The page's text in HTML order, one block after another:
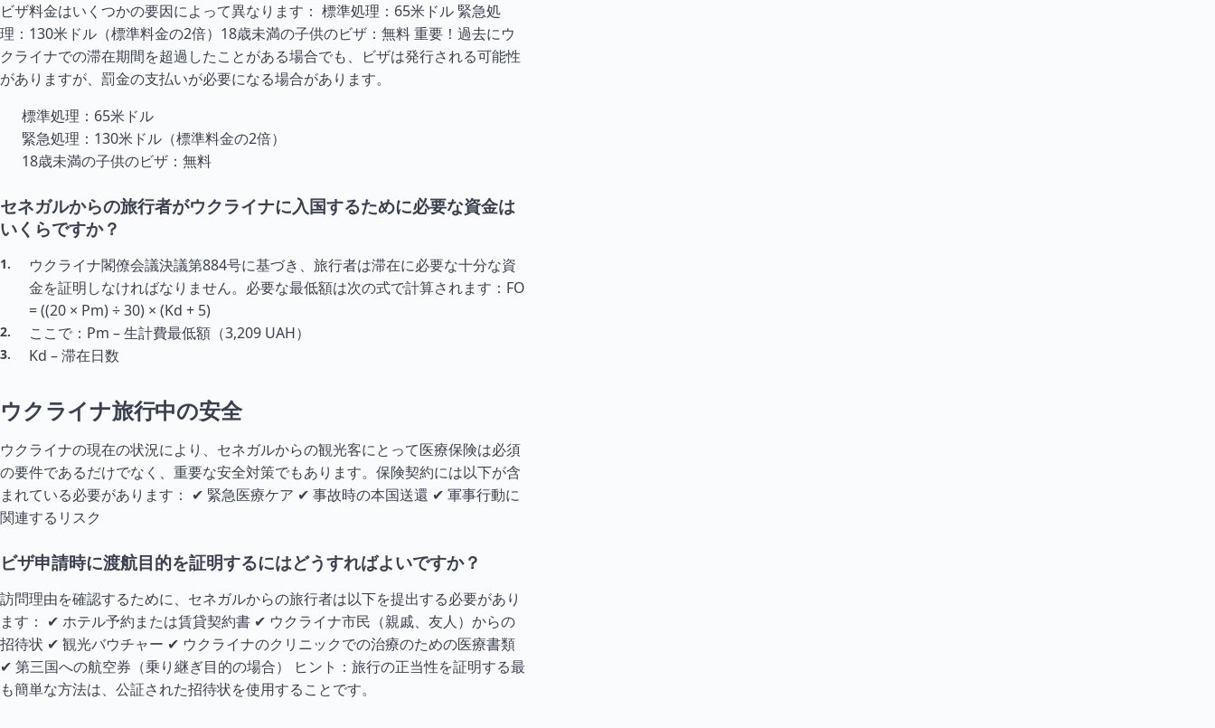
ビザ料金はいくつかの要因によって異なります： 標準処理：65米ドル 緊急処
理：130米ドル（標準料金の2倍）18歳未満の子供のビザ：無料 重要！過去にウ
クライナでの滞在期間を超過したことがある場合でも、ビザは発行される可能性
がありますが、罰金の支払いが必要になる場合があります。
標準処理：65米ドル
緊急処理：130米ドル（標準料金の2倍）
18歳未満の子供のビザ：無料
セネガルからの旅行者がウクライナに入国するために必要な資金は
いくらですか？
ウクライナ閣僚会議決議第884号に基づき、旅行者は滞在に必要な十分な資
金を証明しなければなりません。必要な最低額は次の式で計算されます：FO
= ((20 × Pm) ÷ 30) × (Kd + 5)
ここで：Pm – 生計費最低額（3,209 UAH）
Kd – 滞在日数
ウクライナ旅行中の安全
ウクライナの現在の状況により、セネガルからの観光客にとって医療保険は必須
の要件であるだけでなく、重要な安全対策でもあります。保険契約には以下が含
まれている必要があります： ✔ 緊急医療ケア ✔ 事故時の本国送還 ✔ 軍事行動に
関連するリスク
ビザ申請時に渡航目的を証明するにはどうすればよいですか？
訪問理由を確認するために、セネガルからの旅行者は以下を提出する必要があり
ます： ✔ ホテル予約または賃貸契約書 ✔ ウクライナ市民（親戚、友人）からの
招待状 ✔ 観光バウチャー ✔ ウクライナのクリニックでの治療のための医療書類
✔ 第三国への航空券（乗り継ぎ目的の場合） ヒント：旅行の正当性を証明する最
も簡単な方法は、公証された招待状を使用することです。